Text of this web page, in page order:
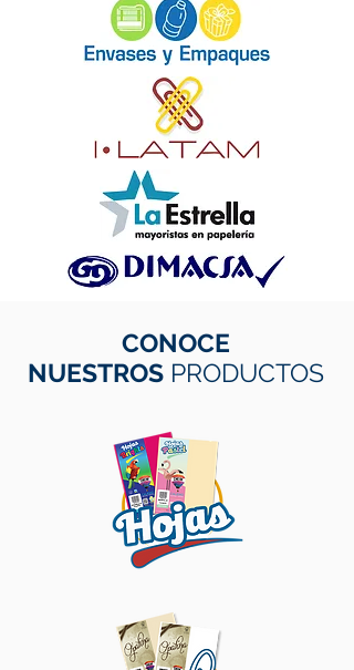
CONOCE
NUESTROS PRODUCTOS